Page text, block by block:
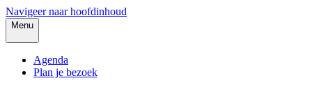
Navigeer naar hoofdinhoud
Menu
Agenda
Plan je bezoek